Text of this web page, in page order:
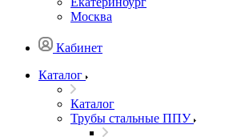
Москва
Кабинет
Каталог
Каталог
Трубы стальные ППУ